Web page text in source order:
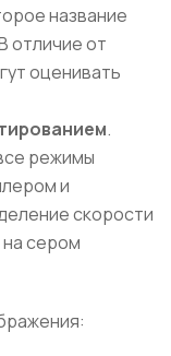
название
отличие от
оценивать
.
режимы
и
скорости
сером